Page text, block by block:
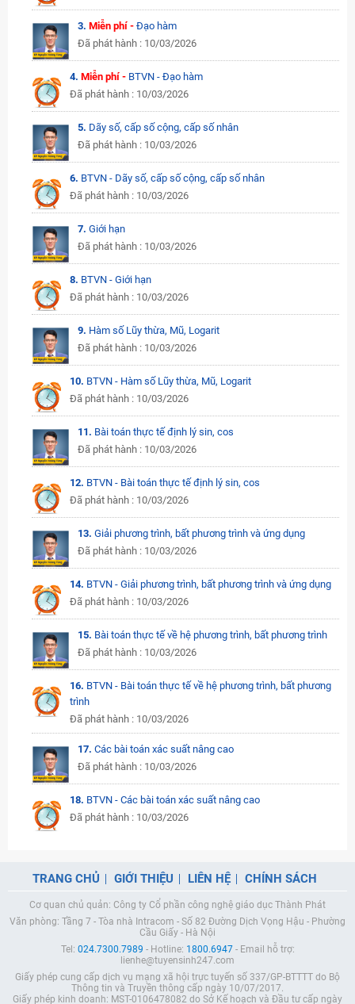
3. Miễn phí - Đạo hàm
Đã phát hành : 10/03/2026
4.Miễn phí - BTVN - Đạo hàm
Đã phát hành : 10/03/2026
5. Dãy số, cấp số cộng, cấp số nhân
Đã phát hành : 10/03/2026
6. BTVN - Dãy số, cấp số cộng, cấp số nhân
Đã phát hành : 10/03/2026
7. Giới hạn
Đã phát hành : 10/03/2026
8. BTVN - Giới hạn
Đã phát hành : 10/03/2026
9. Hàm số Lũy thừa, Mũ, Logarit
Đã phát hành : 10/03/2026
10. BTVN - Hàm số Lũy thừa, Mũ, Logarit
Đã phát hành : 10/03/2026
11. Bài toán thực tế định lý sin, cos
Đã phát hành : 10/03/2026
12. BTVN - Bài toán thực tế định lý sin, cos
Đã phát hành : 10/03/2026
13. Giải phương trình, bất phương trình và ứng dụng
Đã phát hành : 10/03/2026
14. BTVN - Giải phương trình, bất phương trình và ứng dụng
Đã phát hành : 10/03/2026
15. Bài toán thực tế về hệ phương trình, bất phương trình
Đã phát hành : 10/03/2026
16. BTVN - Bài toán thực tế về hệ phương trình, bất phương
trình
Đã phát hành : 10/03/2026
17. Các bài toán xác suất nâng cao
Đã phát hành : 10/03/2026
18. BTVN - Các bài toán xác suất nâng cao
Đã phát hành : 10/03/2026
TRANG CHỦ GIỚI THIỆU LIÊN HỆ CHÍNH SÁCH
Cơ quan chủ quản: Công ty Cổ phần công nghệ giáo dục Thành Phát
Văn phòng: Tầng 7 - Tòa nhà Intracom - Số 82 Đường Dịch Vọng Hậu - Phường
Cầu Giấy - Hà Nội
Tel: 024.7300.7989 - Hotline: 1800.6947- Email hỗ trợ:
lienhe@tuyensinh247.com
Giấy phép cung cấp dịch vụ mạng xã hội trực tuyến số 337/GP-BTTTT do Bộ
Thông tin và Truyền thông cấp ngày 10/07/2017.
Giấy phép kinh doanh: MST-0106478082 do Sở Kế hoạch và Đầu tư cấp ngày